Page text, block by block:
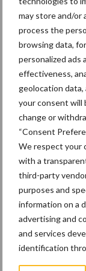
may store and/or
process the
browsing data,
personalized ads
effectiveness,
geolocation
your consent will
change or
“Consent
We respect your
with a
third-party
purposes and
information on a
advertising and
and services
identification
Zoals uit de
hypermarktketen
markt. Er is een
toenemende
een goed verhaal,
biedt kansen voor
producenten van
discounters
consument en
lagere meerprijs.
specialisten nu
naar zich toe te
Bron:Rabobank,